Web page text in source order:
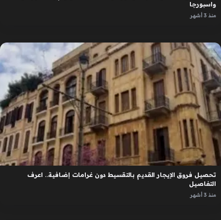
واسبورجا
منذ 3 أشهر
تحصيل فروق الإيجار القديم بالتقسيط دون غرامات إضافية.. اعرف
التفاصيل
منذ 3 أشهر